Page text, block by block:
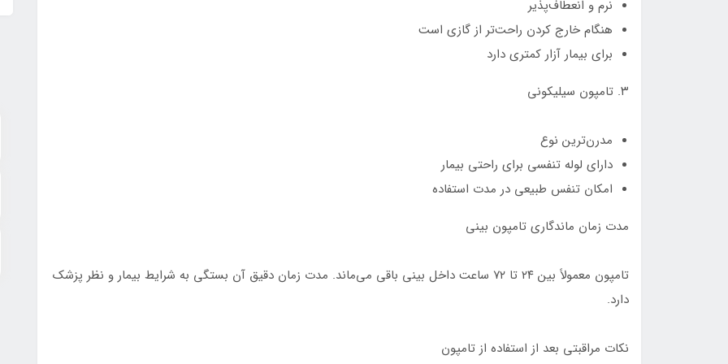
نرم و انعطاف‌پذیر
هنگام خارج کردن راحت‌تر از گازی است
برای بیمار آزار کمتری دارد
۳. تامپون سیلیکونی
مدرن‌ترین نوع
دارای لوله تنفسی برای راحتی بیمار
امکان تنفس طبیعی در مدت استفاده
مدت زمان ماندگاری تامپون بینی
تامپون معمولاً بین ۲۴ تا ۷۲ ساعت داخل بینی باقی می‌ماند. مدت زمان دقیق آن بستگی به شرایط بیمار و نظر پزشک
دارد.
نکات مراقبتی بعد از استفاده از تامپون